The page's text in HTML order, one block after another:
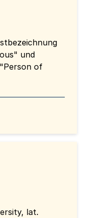
und
of
lat.